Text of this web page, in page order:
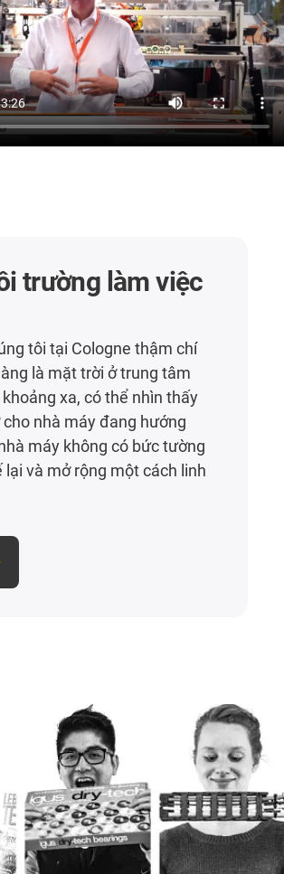
trường làm việc
tôi tại Cologne thậm chí
là mặt trời ở trung tâm
xa, có thể nhìn thấy
nhà máy đang hướng
máy không có bức tường
và mở rộng một cách linh